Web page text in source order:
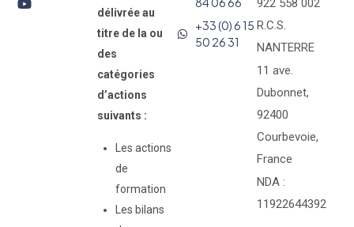
922 558 002
R.C.S.
NANTERRE
11 ave.
Dubonnet,
92400
Courbevoie,
France
NDA :
11922644392
+33 (0) 6 15
50 26 31
délivrée au
titre de la ou
des
catégories
d’actions
suivants :
Les actions
de
formation
Les bilans